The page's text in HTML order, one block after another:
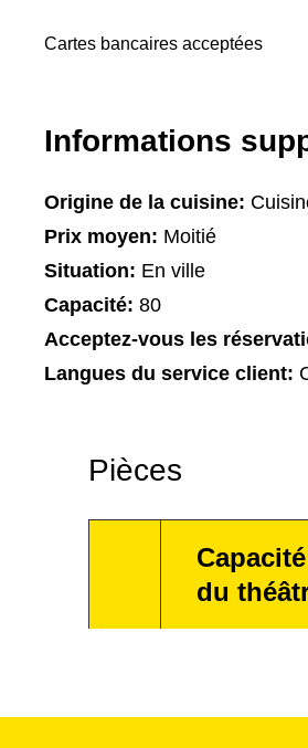
Cartes bancaires acceptées
Informations
Origine de la cuisine:
Prix moyen: Moitié
Situation: En ville
Capacité: 80
Acceptez-vous les
Langues du service client:
Pièces
Capacité
du